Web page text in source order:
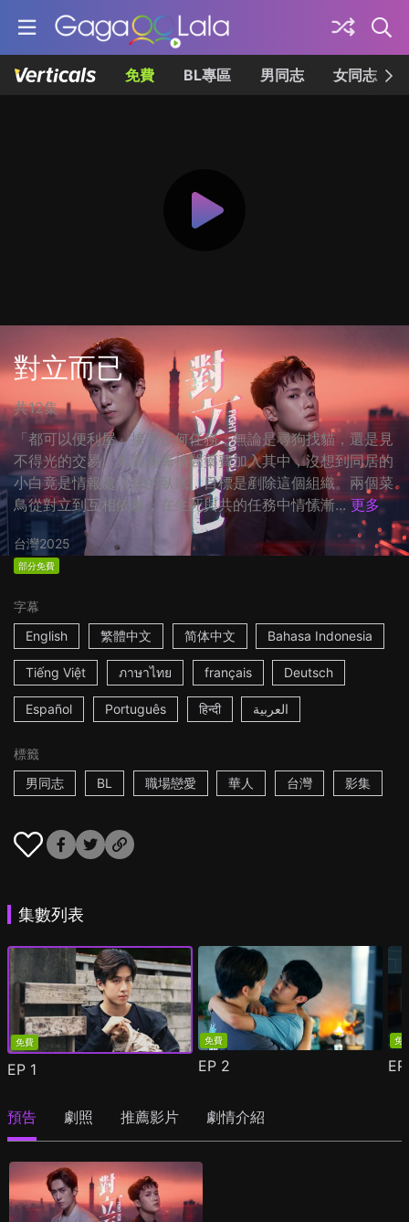
免費 BL專區 男同志 女同志
對立而已
共12集
「都可以便利屋」接下任何任務，無論是尋狗找貓，還是見
不得光的交易。大黑為籌措醫藥費加入其中，沒想到同居的
小白竟是情報處派來的臥底，目標是剷除這個組織。兩個菜
鳥從對立到互相依賴，在生死與共的任務中情愫漸... 更多
台灣2025
部分免費
字幕
English
繁體中文 简体中文 Bahasa Indonesia
Tiếng Việt ภาษาไทย français Deutsch
Español Português हिन्दी العربية
標籤
男同志
BL 職場戀愛 華人 台灣 影集
集數列表
免費
EP 1
免費
EP 2
免
預告 劇照 推薦影片 劇情介紹